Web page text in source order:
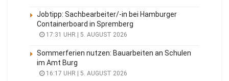
Jobtipp: Sachbearbeiter/-in bei Hamburger
Containerboard in Spremberg
17:31 UHR | 5. AUGUST 2026
Sommerferien nutzen: Bauarbeiten an Schulen
im Amt Burg
16:17 UHR | 5. AUGUST 2026